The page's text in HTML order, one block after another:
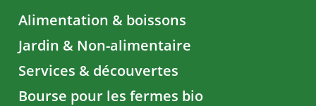
Alimentation & boissons
Jardin & Non-alimentaire
Services & découvertes
Bourse pour les fermes bio